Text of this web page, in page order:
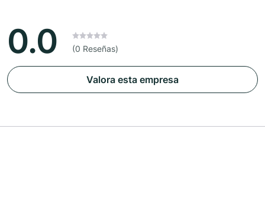
0.0 (0 Reseñas)
Valora esta empresa